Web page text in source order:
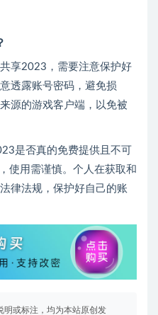
享2023，需要注意保护好
透露账号密码，避免损
源的游戏客户端，以免被
是否真的免费提供且不可
使用需谨慎。个人在获取和
律法规，保护好自己的账
明或标注，均为本站原创发